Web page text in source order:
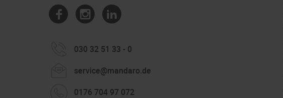
030 32 51 33 - 0
service@mandaro.de
0176 704 97 072